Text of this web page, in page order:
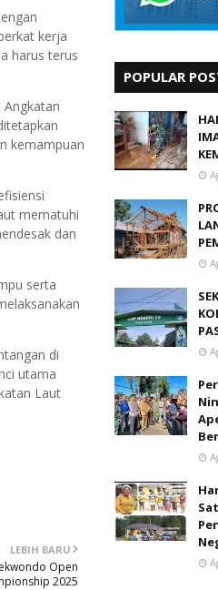
kerja
harus terus
kemampuan
mematuhi
dan
serta
di
utama
Laut
LEBIH BARU
Open
2025
POPULAR